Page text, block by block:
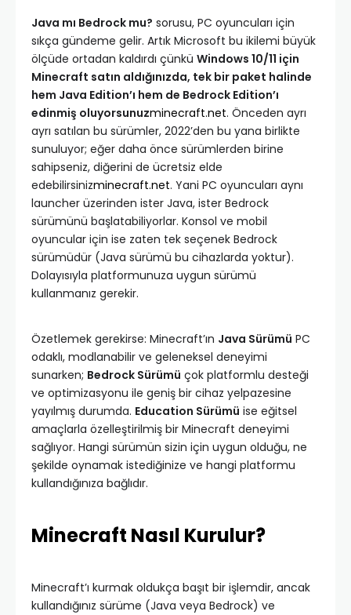
Java mı Bedrock mu? sorusu, PC oyuncuları için
sıkça gündeme gelir. Artık Microsoft bu ikilemi büyük
ölçüde ortadan kaldırdı çünkü Windows 10/11 için
Minecraft satın aldığınızda, tek bir paket halinde
hem Java Edition’ı hem de Bedrock Edition’ı
edinmiş oluyorsunuzminecraft.net. Önceden ayrı
ayrı satılan bu sürümler, 2022’den bu yana birlikte
sunuluyor; eğer daha önce sürümlerden birine
sahipseniz, diğerini de ücretsiz elde
edebilirsinizminecraft.net. Yani PC oyuncuları aynı
launcher üzerinden ister Java, ister Bedrock
sürümünü başlatabiliyorlar. Konsol ve mobil
oyuncular için ise zaten tek seçenek Bedrock
sürümüdür (Java sürümü bu cihazlarda yoktur).
Dolayısıyla platformunuza uygun sürümü
kullanmanız gerekir.
Özetlemek gerekirse: Minecraft’ın Java Sürümü PC
odaklı, modlanabilir ve geleneksel deneyimi
sunarken; Bedrock Sürümü çok platformlu desteği
ve optimizasyonu ile geniş bir cihaz yelpazesine
yayılmış durumda. Education Sürümü ise eğitsel
amaçlarla özelleştirilmiş bir Minecraft deneyimi
sağlıyor. Hangi sürümün sizin için uygun olduğu, ne
şekilde oynamak istediğinize ve hangi platformu
kullandığınıza bağlıdır.
Minecraft Nasıl Kurulur?
Minecraft’ı kurmak oldukça başıt bir işlemdir, ancak
kullandığınız sürüme (Java veya Bedrock) ve